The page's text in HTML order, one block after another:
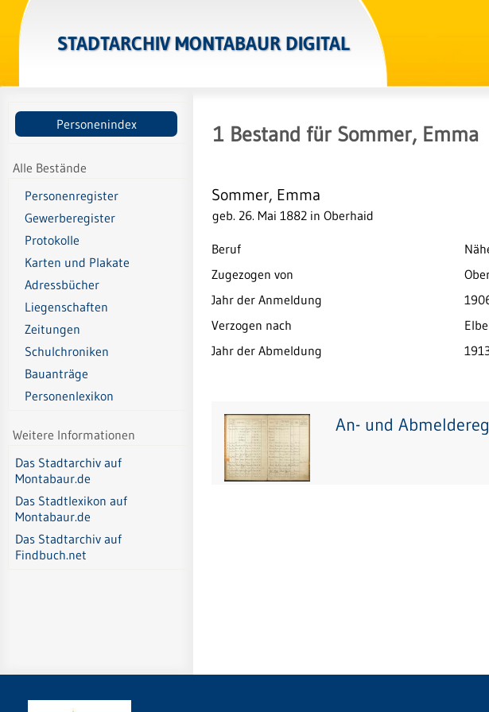
STADTARCHIV MONTABAUR DIGITAL
Personenindex
Alle Bestände
Personenregister
Gewerberegister
Protokolle
Karten und Plakate
Adressbücher
Liegenschaften
Zeitungen
Schulchroniken
Bauanträge
Personenlexikon
Weitere Informationen
Das Stadtarchiv auf
Montabaur.de
Das Stadtlexikon auf
Montabaur.de
Das Stadtarchiv auf
Findbuch.net
1 Bestand für Sommer, Emma
Sommer, Emma
geb. 26. Mai 1882 in Oberhaid
Beruf
Zugezogen von
Jahr der Anmeldung
Verzogen nach
Jahr der Abmeldung
An- und